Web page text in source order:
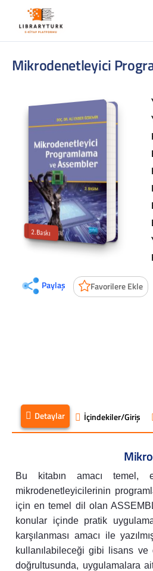
Mikrodenetleyici
2.Baskı
L
ib
r
a
r
y
t
ü
r
k
lit
e
r
a
t
ü
r
a
v
u
c
u
n
u
z
u
n
iç
in
d
e
Paylaş Favorilere Ekle
Detaylar İçindekiler/Giriş
Bu kitabın amacı temel,
mikrodenetleyicilerinin
için en temel dil olan
konular içinde pratik
karşılanması amacı ile
kullanılabileceği gibi lisans
doğrultusunda, uygulamalara